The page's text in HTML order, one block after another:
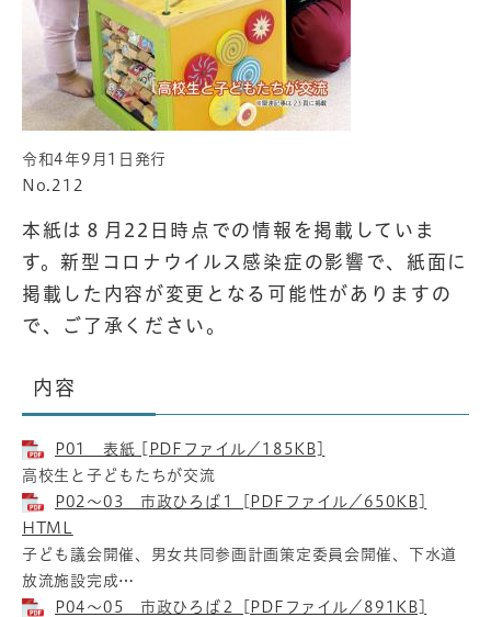
令和4年9月1日発行
No.212
本紙は８月22日時点での情報を掲載していま
す。新型コロナウイルス感染症の影響で、紙面に
掲載した内容が変更となる可能性がありますの
で、ご了承ください。
内容
P01 表紙 [PDFファイル／185KB]
高校生と子どもたちが交流
P02～03 市政ひろば１ [PDFファイル／650KB]
HTML
子ども議会開催、男女共同参画計画策定委員会開催、下水道
放流施設完成…
P04～05 市政ひろば２ [PDFファイル／891KB]